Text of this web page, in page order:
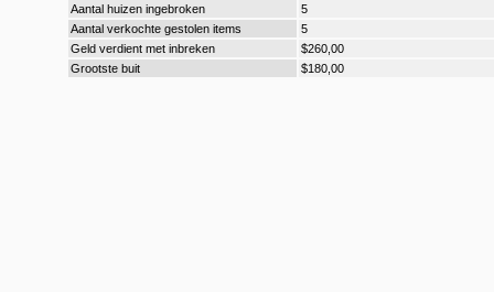
Aantal huizen ingebroken
5
Aantal verkochte gestolen items
5
Geld verdient met inbreken
$260,00
Grootste buit
$180,00